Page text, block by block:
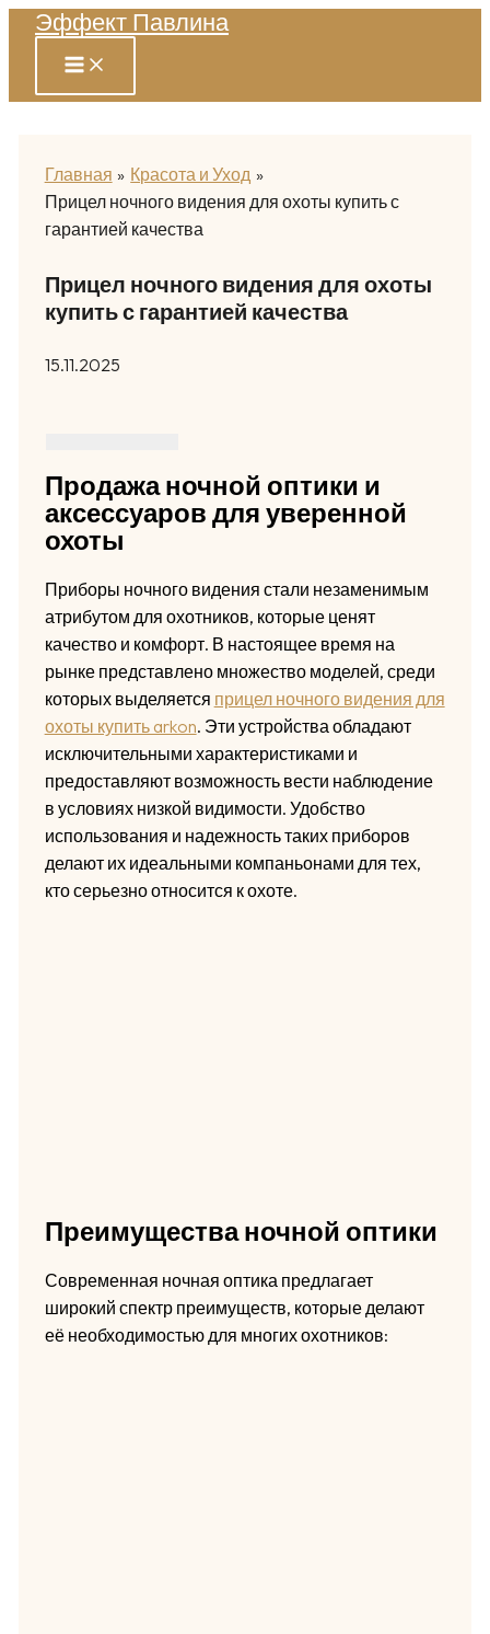
Перейти
содержимому
Эффект Павлина
Главная
Красота и Уход
Прицел ночного видения для охоты купить с
гарантией качества
Прицел ночного видения для охоты
купить с гарантией качества
15.11.2025
Продажа ночной оптики и
аксессуаров для уверенной
охоты
Приборы ночного видения стали незаменимым
атрибутом для охотников, которые ценят
качество и комфорт. В настоящее время на
рынке представлено множество моделей, среди
которых выделяется прицел ночного видения для
охоты купить arkon. Эти устройства обладают
исключительными характеристиками и
предоставляют возможность вести наблюдение
в условиях низкой видимости. Удобство
использования и надежность таких приборов
делают их идеальными компаньонами для тех,
кто серьезно относится к охоте.
Преимущества ночной оптики
Современная ночная оптика предлагает
широкий спектр преимуществ, которые делают
её необходимостью для многих охотников: